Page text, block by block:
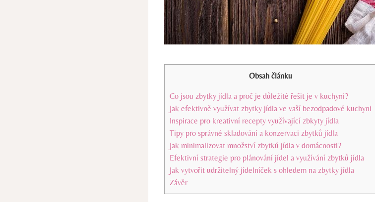
Obsah článku
Co jsou zbytky jídla a proč je důležité řešit je v kuchyni?
Jak efektivně využívat zbytky jídla ve vaší bezodpadové kuchyni
Inspirace pro kreativní recepty využívající zbkyty jídla
Tipy pro správné skladování a konzervaci zbytků jídla
Jak minimalizovat množství zbytků jídla v domácnosti?
Efektivní strategie pro plánování jídel a využívání zbytků jídla
Jak vytvořit udržitelný jídelníček s ohledem na zbytky jídla
Závěr